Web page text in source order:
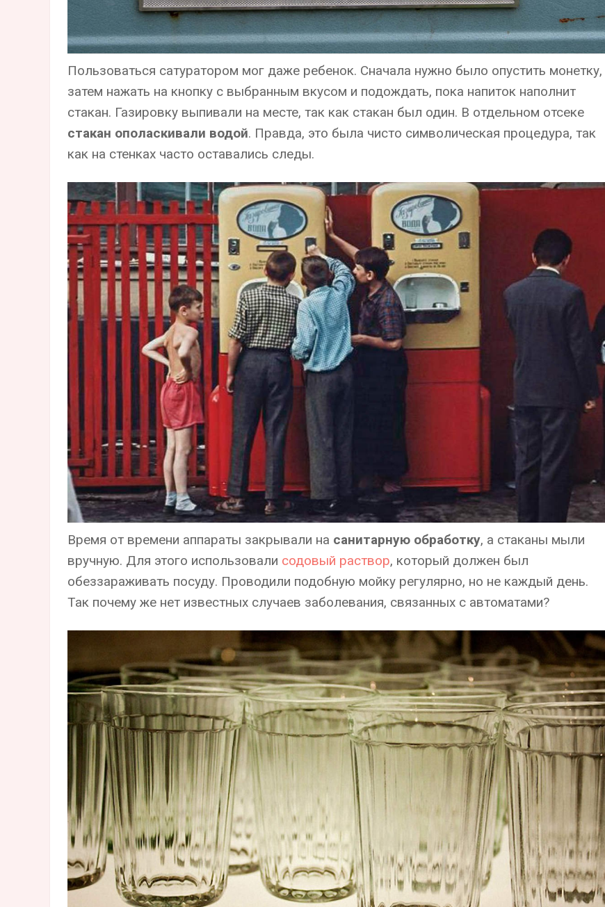
Пользоваться сатуратором мог даже ребенок. Сначала нужно было опустить монетку,
затем нажать на кнопку с выбранным вкусом и подождать, пока напиток наполнит
стакан. Газировку выпивали на месте, так как стакан был один. В отдельном отсеке
стакан ополаскивали водой. Правда, это была чисто символическая процедура, так
как на стенках часто оставались следы.
Время от времени аппараты закрывали на санитарную обработку, а стаканы мыли
вручную. Для этого использовали содовый раствор, который должен был
обеззараживать посуду. Проводили подобную мойку регулярно, но не каждый день.
Так почему же нет известных случаев заболевания, связанных с автоматами?